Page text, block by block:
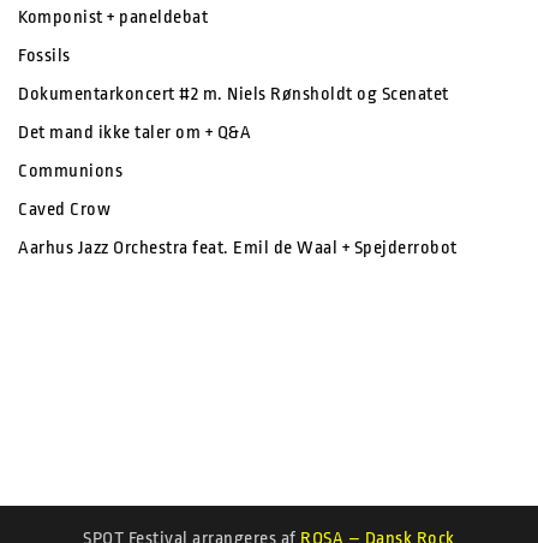
Komponist + paneldebat
Fossils
Dokumentarkoncert #2 m. Niels Rønsholdt og Scenatet
Det mand ikke taler om + Q&A
Communions
Caved Crow
Aarhus Jazz Orchestra feat. Emil de Waal + Spejderrobot
SPOT Festival arrangeres af ROSA – Dansk Rock